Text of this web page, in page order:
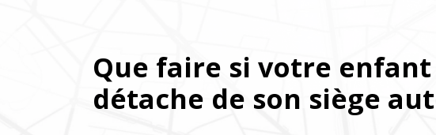
Que faire si votre enfant
détache de son siège